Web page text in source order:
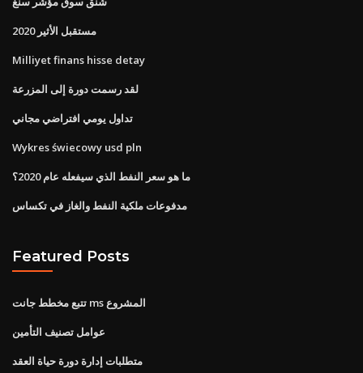
مستقبل الأثير 2020
Milliyet finans hisse detay
لقد رسمت دورة إلى المزرعة
تداول يومي افتراضي مجاني
Wykres świecowy usd pln
ما هو سعر النفط الذي سيفعله عام 2020؟
مدفوعات ملكية النفط والغاز في تكساس
Featured Posts
تتبع مخطط جانت ms المشروع
عوامل تصنيف التأمين
متطلبات إدارة دورة حياة العقد